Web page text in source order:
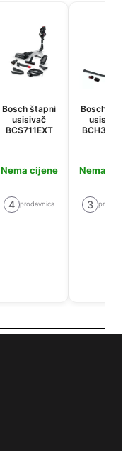
Bosch štapni
usisivač
BCS711EXT
Nema cijene
4 prodavnica
Bosch
usisavač
Nema
3